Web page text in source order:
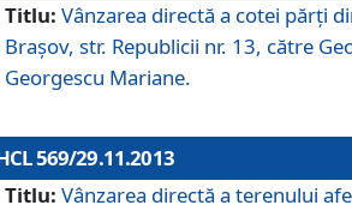
Titlu: Vânzarea directă a cotei părţi
Braşov, str. Republicii nr. 13, către
Georgescu Mariane.
569/29.11.2013
Titlu: Vânzarea directă a terenului